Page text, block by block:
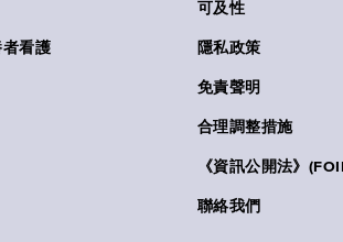
看護
可及性
隱私政策
免責聲明
合理調整措施
《資訊公開法》
聯絡我們